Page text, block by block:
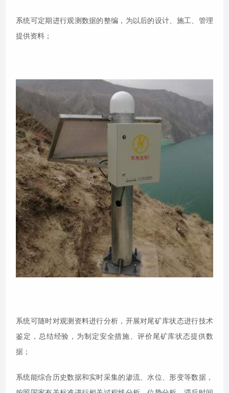
系统可定期进行观测数据的整编，为以后的设计、施工、管理
提供资料；
系统可随时对观测资料进行分析，开展对尾矿库状态进行技术
鉴定，总结经验，为制定安全措施、评价尾矿库状态提供数
据；
系统能综合历史数据和实时采集的渗流、水位、形变等数据，